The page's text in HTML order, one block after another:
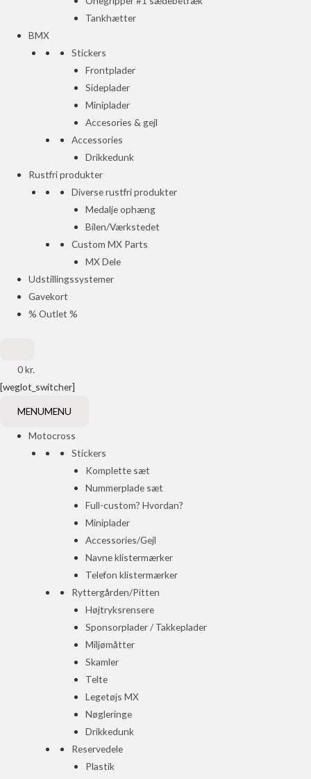
Tankhætter
BMX
Stickers
Frontplader
Sideplader
Miniplader
Accesories & gejl
Accessories
Drikkedunk
Rustfri produkter
Diverse rustfri produkter
Medalje ophæng
Bilen/Værkstedet
Custom MX Parts
MX Dele
Udstillingssystemer
Gavekort
% Outlet %
0kr.
[weglot_switcher]
MENUMENU
Motocross
Stickers
Komplette sæt
Nummerplade sæt
Full-custom? Hvordan?
Miniplader
Accessories/Gejl
Navne klistermærker
Telefon klistermærker
Ryttergården/Pitten
Højtryksrensere
Sponsorplader / Takkeplader
Miljømåtter
Skamler
Telte
Legetøjs MX
Nøgleringe
Drikkedunk
Reservedele
Plastik